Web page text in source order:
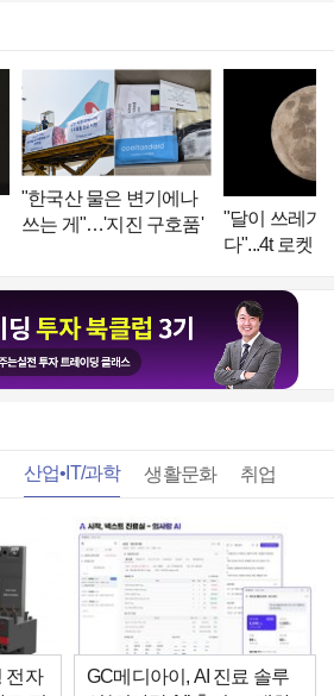
"한국산 물은 변기에나
쓰는 게"…'지진 구호품'
"달이 쓰레기
다"...4t 로켓
산업•IT/과학 생활문화 취업
전자
GC메디아이, AI 진료 솔루